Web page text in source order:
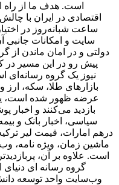
است. هدف ما از راه
اقتصادی در ایران با
ساعت شبانه‌روز در
سایت و امکانات جانبی
دولتی و در امان ماندن
پیش رو در این مسیر در
نیوز یک گروه رسانه‌ای
بازارهای طلا، سکه،
بازدید می‌کنند و اخبار
سیاسی، اخبار بانک و
درهم امارات، قیمت لیر
ماشین زمان، ویژه نامه،
است. علاوه بر آن،
گروه رسانه ای دنیای
وب‌سایت واحد توسعه